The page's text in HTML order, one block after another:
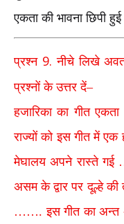
एकता की भावना छिपी
प्रश्न 9.नीचे लिखे
प्रश्नों के उत्तर दें–
हजारिका का गीत
राज्यों को इस गीत में
मेघालय अपने रास्ते
असम के द्वार पर दूल्हे की
……. इस गीत का अन्त